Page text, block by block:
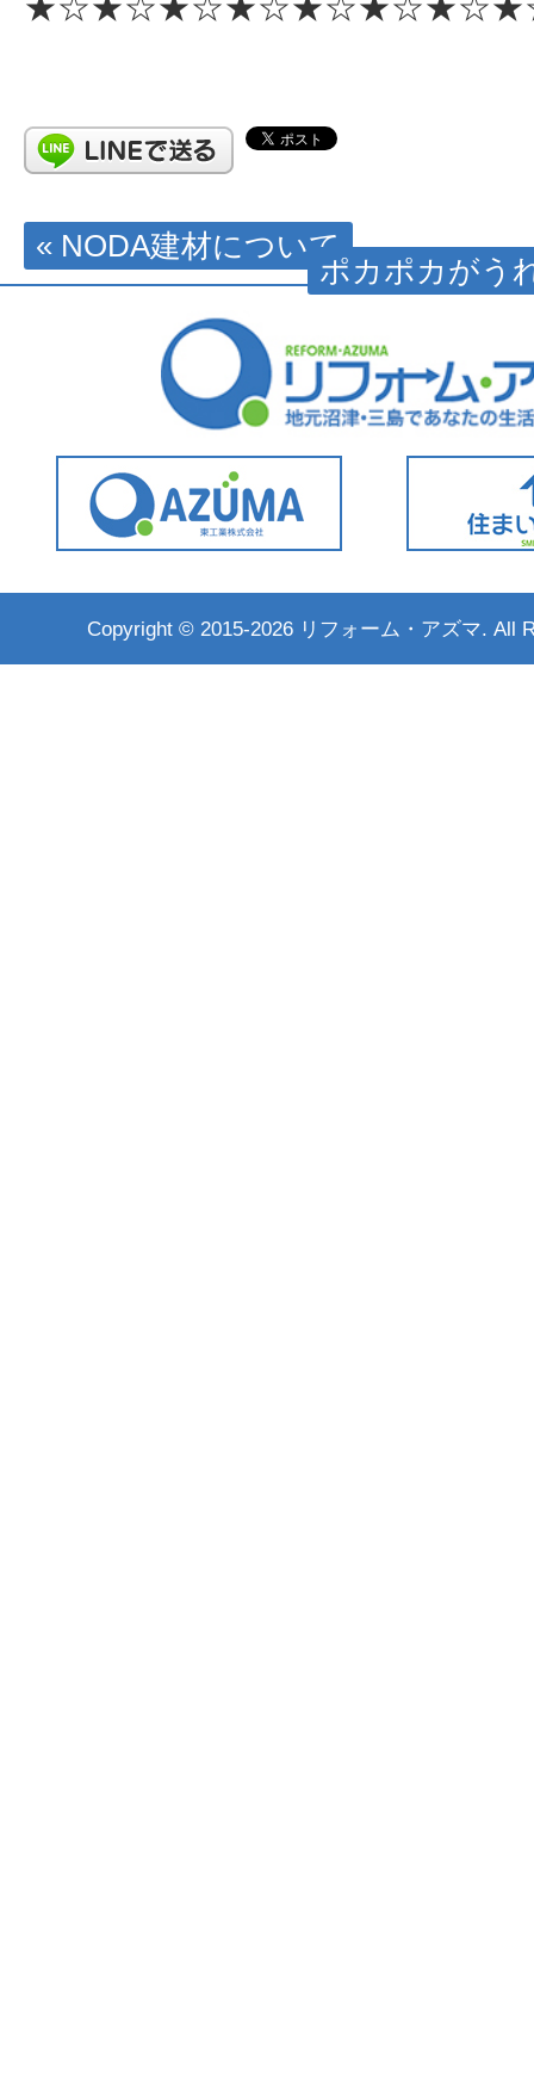
« NODA建材について
ポカポカがう
Copyright © 2015-2026 リフォーム・アズマ. All